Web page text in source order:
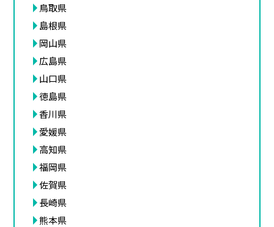
鳥取県
島根県
岡山県
広島県
山口県
徳島県
香川県
愛媛県
高知県
福岡県
佐賀県
長崎県
熊本県